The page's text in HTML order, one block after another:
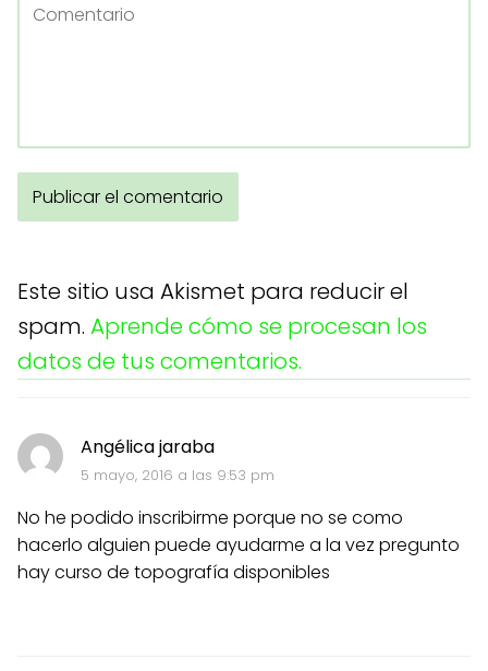
Angélica jaraba
5 mayo, 2016 a las 9:53 pm
No he podido inscribirme porque no se como
hacerlo alguien puede ayudarme a la vez pregunto
hay curso de topografía disponibles
Este sitio usa Akismet para reducir el
spam. Aprende cómo se procesan los
datos de tus comentarios.